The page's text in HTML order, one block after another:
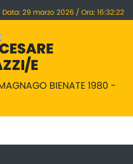
29 marzo 2026 / Ora: 16:32:22
E
BIENATE 1980 -